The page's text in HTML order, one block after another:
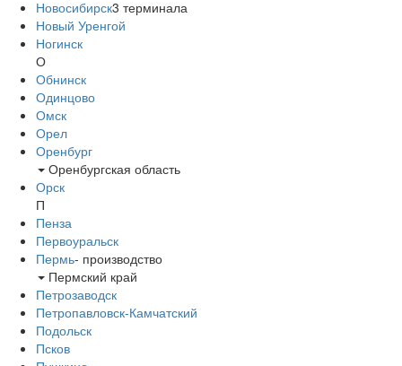
Новосибирск3 терминала
Новый Уренгой
Ногинск
О
Обнинск
Одинцово
Омск
Орел
Оренбург
Оренбургская область
Орск
П
Пенза
Первоуральск
Пермь- производство
Пермский край
Петрозаводск
Петропавловск-Камчатский
Подольск
Псков